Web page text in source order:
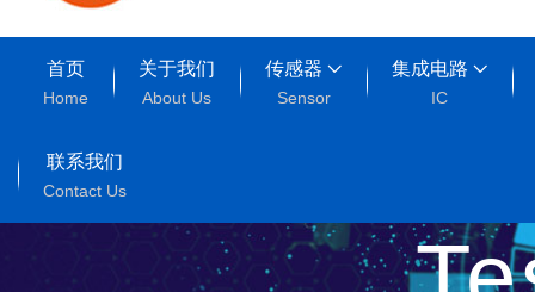
首页
Home
关于我们
About Us
传感器
Sensor
集成电路
IC
联系我们
Contact Us